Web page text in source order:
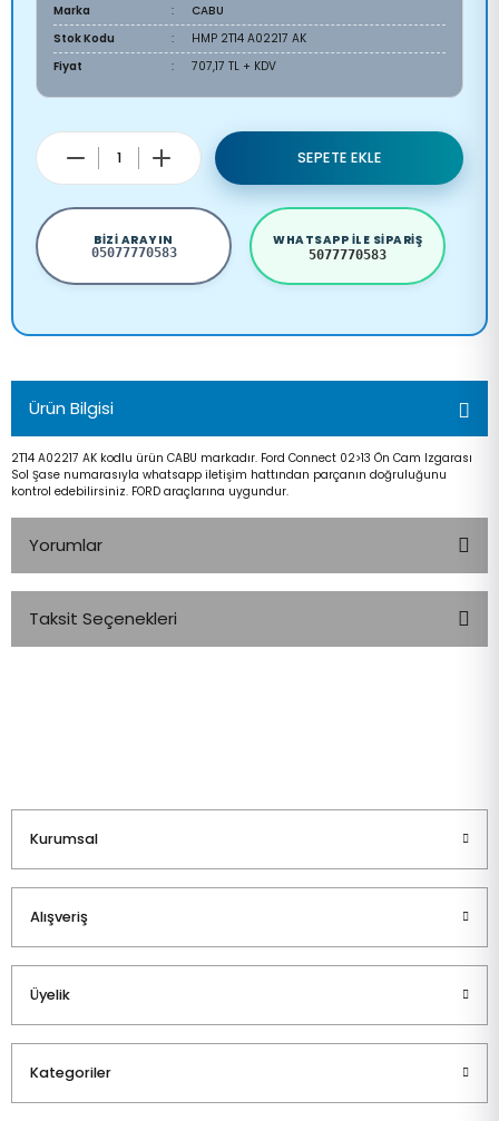
Marka
CABU
Stok Kodu
HMP 2T14 A02217 AK
Fiyat
707,17 TL + KDV
SEPETE EKLE
BIZI ARAYIN
05077770583
WHATSAPP ILE SIPARIŞ
5077770583
Ürün Bilgisi
2T14 A02217 AK kodlu ürün CABU markadır. Ford Connect 02>13 Ön Cam Izgarası
Sol Şase numarasıyla whatsapp iletişim hattından parçanın doğruluğunu
kontrol edebilirsiniz. FORD araçlarına uygundur.
Yorumlar
Taksit Seçenekleri
Kurumsal
Alışveriş
Üyelik
Kategoriler